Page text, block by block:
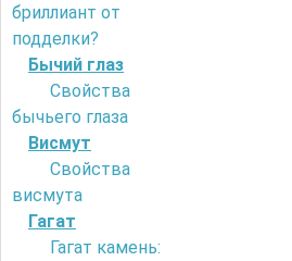
бриллиант от
подделки?
Бычий глаз
Свойства
бычьего глаза
Висмут
Свойства
висмута
Гагат
Гагат камень: